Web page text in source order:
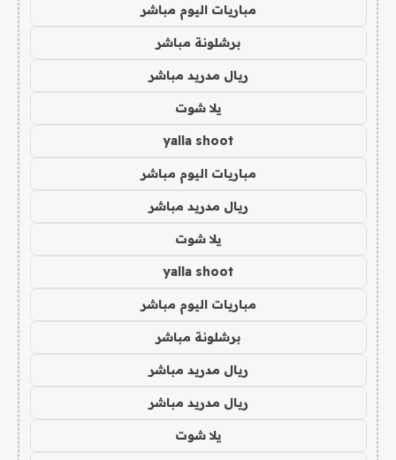
مباريات اليوم مباشر
برشلونة مباشر
ريال مدريد مباشر
يلا شوت
yalla shoot
مباريات اليوم مباشر
ريال مدريد مباشر
يلا شوت
yalla shoot
مباريات اليوم مباشر
برشلونة مباشر
ريال مدريد مباشر
ريال مدريد مباشر
يلا شوت